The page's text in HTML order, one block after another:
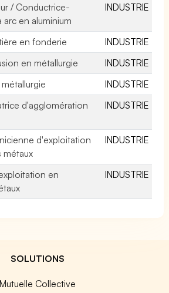
/ Conductrice-
en aluminium
INDUSTRIE
en fonderie
INDUSTRIE
en métallurgie
INDUSTRIE
INDUSTRIE
d'agglomération
INDUSTRIE
d'exploitation
métaux
INDUSTRIE
en
INDUSTRIE
SOLUTIONS
Mutuelle Collective